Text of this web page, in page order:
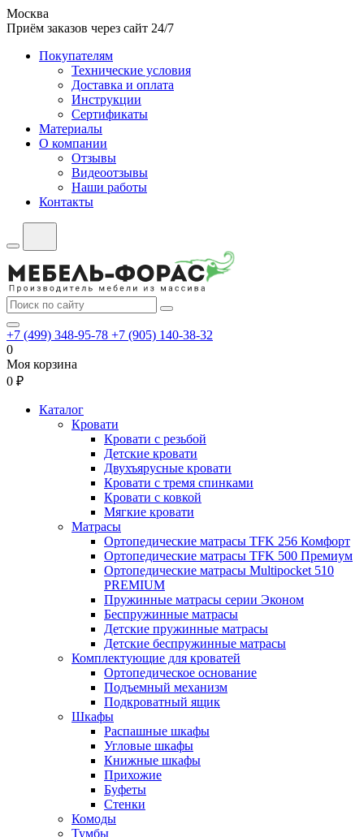
Москва
Приём заказов через сайт 24/7
Покупателям
Технические условия
Доставка и оплата
Инструкции
Сертификаты
Материалы
О компании
Отзывы
Видеоотзывы
Наши работы
Контакты
+7 (499) 348-95-78 +7 (905) 140-38-32
0
Моя корзина
0 ₽
Каталог
Кровати
Кровати с резьбой
Детские кровати
Двухъярусные кровати
Кровати с тремя спинками
Кровати с ковкой
Мягкие кровати
Матрасы
Ортопедические матрасы TFK 256 Комфорт
Ортопедические матрасы TFK 500 Премиум
Ортопедические матрасы Multipocket 510
PREMIUM
Пружинные матрасы серии Эконом
Беспружинные матрасы
Детские пружинные матрасы
Детские беспружинные матрасы
Комплектующие для кроватей
Ортопедическое основание
Подъемный механизм
Подкроватный ящик
Шкафы
Распашные шкафы
Угловые шкафы
Книжные шкафы
Прихожие
Буфеты
Стенки
Комоды
Тумбы